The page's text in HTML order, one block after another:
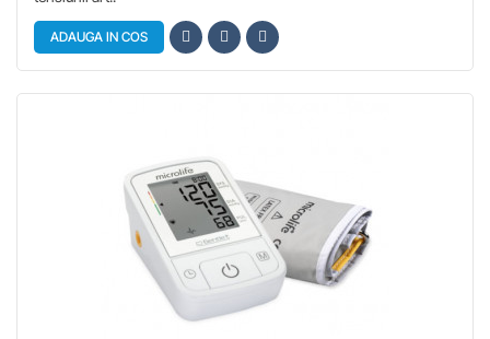
ADAUGA IN COS